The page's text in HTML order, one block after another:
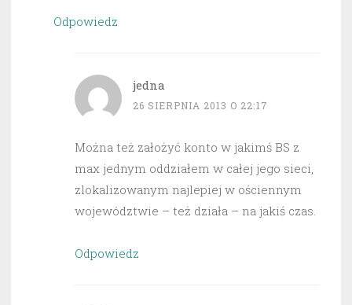
Odpowiedz
jedna
26 SIERPNIA 2013 O 22:17
Można też założyć konto w jakimś BS z
max jednym oddziałem w całej jego sieci,
zlokalizowanym najlepiej w ościennym
województwie – też działa – na jakiś czas.
Odpowiedz